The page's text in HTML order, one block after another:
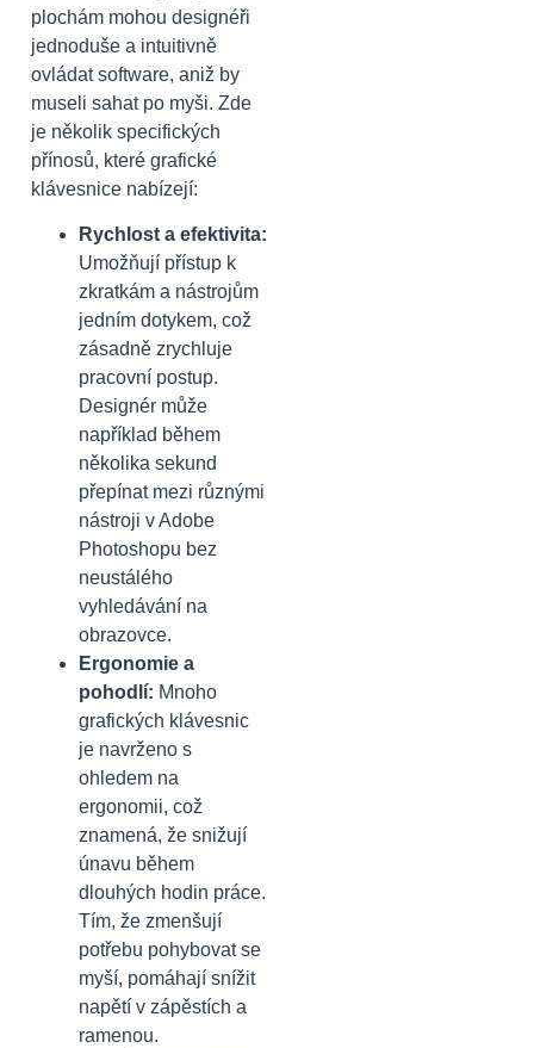
plochám mohou designéři
jednoduše a intuitivně
ovládat software, aniž by
museli sahat po myši. Zde
je několik specifických
přínosů, které grafické
klávesnice nabízejí:
Rychlost a efektivita:
Umožňují přístup k
zkratkám a nástrojům
jedním dotykem, což
zásadně zrychluje
pracovní postup.
Designér může
například během
několika sekund
přepínat mezi různými
nástroji v Adobe
Photoshopu bez
neustálého
vyhledávání na
obrazovce.
Ergonomie a
pohodlí: Mnoho
grafických klávesnic
je navrženo s
ohledem na
ergonomii, což
znamená, že snižují
únavu během
dlouhých hodin práce.
Tím, že zmenšují
potřebu pohybovat se
myší, pomáhají snížit
napětí v zápěstích a
ramenou.